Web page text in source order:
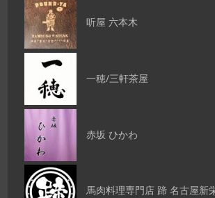
听屋 六本木
一穂/三軒茶屋
赤坂 ひかわ
馬肉料理専門店 蹄 名古屋新